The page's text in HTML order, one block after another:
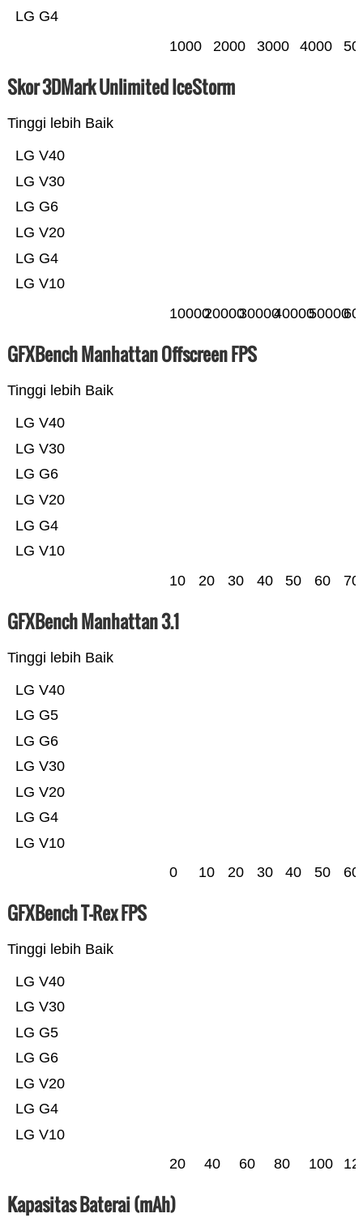
LG G4
1000 2000 3000 4000
Skor 3DMark Unlimited IceStorm
Tinggi lebih Baik
LG V10
LG G4
LG V20
LG G6
LG V30
LG V40
1000020000300004000050000
GFXBench Manhattan Offscreen FPS
Tinggi lebih Baik
LG V10
LG G4
LG V20
LG G6
LG V30
LG V40
10 20 30 40 50 60 70
GFXBench Manhattan 3.1
Tinggi lebih Baik
LG V10
LG G4
LG V20
LG V30
LG G6
LG G5
LG V40
0 10 20 30 40 50 60
GFXBench T-Rex FPS
Tinggi lebih Baik
LG V10
LG G4
LG V20
LG G6
LG G5
LG V30
LG V40
20 40 60 80 100
Kapasitas Baterai (mAh)